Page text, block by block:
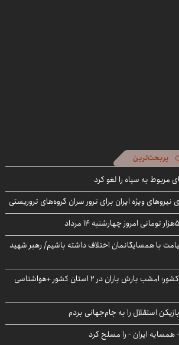
پربحث‌ترین
مربوط به سپاه را لغو کرد
نیروهای ویژه ایران برای ترور سران گروه‌های تروریستی
با همسایگانمان اختلاف داشته باشیم/ رهبر شهید
نفوذ جریان بارش‌زا به کشور؛ امشب بارش باران در ۲ استان کشور +هواشناسی
استقلال را به جام‌جهانی بردم
همسایه ایران - را مسلح کرد